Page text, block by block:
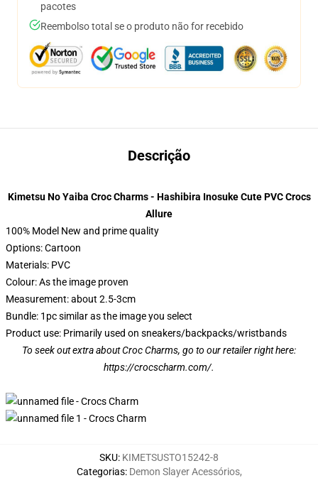
pacotes
Reembolso total se o produto não for recebido
Descrição
Kimetsu No Yaiba Croc Charms - Hashibira Inosuke Cute PVC Crocs
Allure
100% Model New and prime quality
Options: Cartoon
Materials: PVC
Colour: As the image proven
Measurement: about 2.5-3cm
Bundle: 1pc similar as the image you select
Product use: Primarily used on sneakers/backpacks/wristbands
To seek out extra about Croc Charms, go to our retailer right here:
https://crocscharm.com/.
SKU: KIMETSUSTO15242-8
Categorias: Demon Slayer Acessórios,